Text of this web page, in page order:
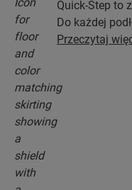
Quick-Step to
Do każdej
akcesoriów
do koloru
Przeczytaj